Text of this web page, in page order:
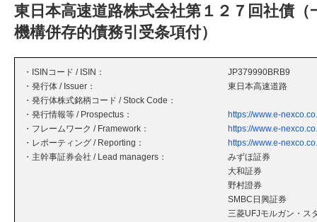
東日本高速道路株式会社第１２７回社債
機構併存的債務引受条項付）
・ISINコード / ISIN：
JP379990BRB9
・発行体 / Issuer：
東日本高速道路
・発行体株式銘柄コード / Stock Code：
・発行情報等 / Prospectus：
https://www.e-
・フレームワーク / Framework：
https://www.e-
・レポーティング / Reporting：
https://www.e-
・主幹事証券会社 / Lead managers：
みずほ証券
大和証券
野村證券
SMBC日興証券
三菱UFJモルガン・ス